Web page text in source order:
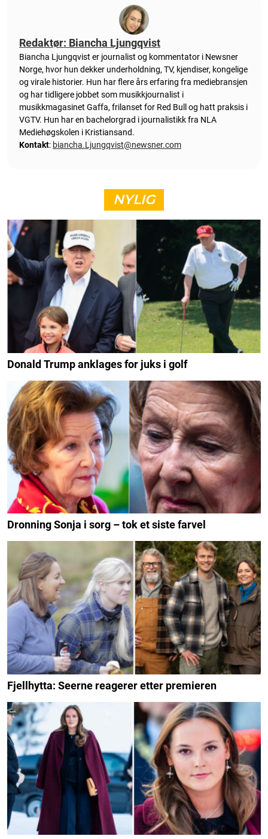
Redaktør: Biancha Ljungqvist
Biancha Ljungqvist er journalist og kommentator i Newsner
Norge, hvor hun dekker underholdning, TV, kjendiser, kongelige
og virale historier. Hun har flere års erfaring fra mediebransjen
og har tidligere jobbet som musikkjournalist i
musikkmagasinet Gaffa, frilanset for Red Bull og hatt praksis i
VGTV. Hun har en bachelorgrad i journalistikk fra NLA
Mediehøgskolen i Kristiansand.
Kontakt: biancha.Ljungqvist@newsner.com
NYLIG
Donald Trump anklages for juks i golf
Dronning Sonja i sorg – tok et siste farvel
Fjellhytta: Seerne reagerer etter premieren